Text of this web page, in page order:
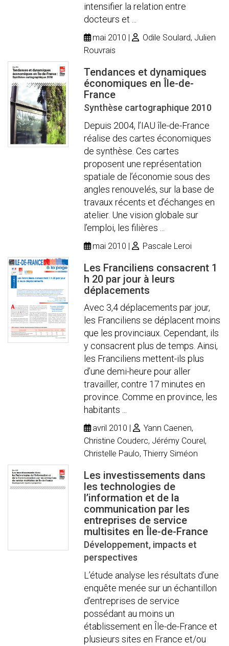
intensifier la relation entre
docteurs et ...
mai 2010
Odile Soulard, Julien
Rouvrais
Tendances et dynamiques
économiques en Île-de-
France
Synthèse cartographique 2010
Depuis 2004, l’IAU île-de-France
réalise des cartes économiques
de synthèse. Ces cartes
proposent une représentation
spatiale de l’économie sous des
angles renouvelés, sur la base de
travaux récents et d’échanges en
atelier. Une vision globale sur
l’emploi, les filières ...
mai 2010 Pascale Leroi
Les Franciliens consacrent 1
h 20 par jour à leurs
déplacements
Avec 3,4 déplacements par jour,
les Franciliens se déplacent moins
que les provinciaux. Cependant, ils
y consacrent plus de temps. Ainsi,
les Franciliens mettent-ils plus
d’une demi-heure pour aller
travailler, contre 17 minutes en
province. Comme en province, les
habitants ...
avril 2010
Yann Caenen,
Christine Couderc, Jérémy Courel,
Christelle Paulo, Thierry Siméon
Les investissements dans
les technologies de
l’information et de la
communication par les
entreprises de service
multisites en Île-de-France
Développement, impacts et
perspectives
L’étude analyse les résultats d’une
enquête menée sur un échantillon
d’entreprises de service
possédant au moins un
établissement en Île-de-France et
plusieurs sites en France et/ou